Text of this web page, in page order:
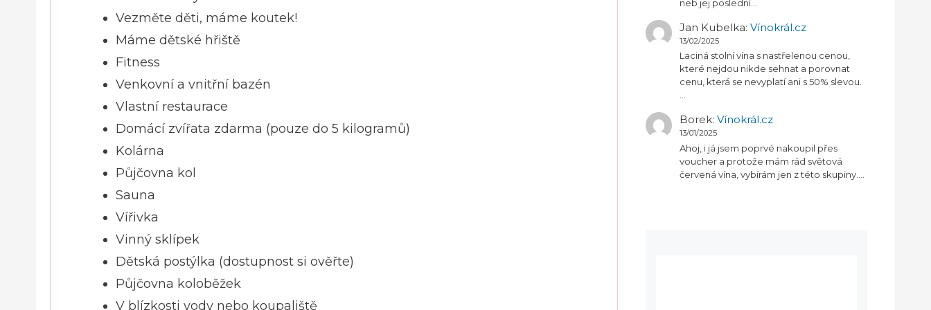
Vezměte děti, máme koutek!
Máme dětské hřiště
Fitness
Venkovní a vnitřní bazén
Vlastní restaurace
Domácí zvířata zdarma (pouze do 5 kilogramů)
Kolárna
Půjčovna kol
Sauna
Vířivka
Vinný sklípek
Dětská postýlka (dostupnost si ověřte)
Půjčovna koloběžek
V blízkosti vody nebo koupaliště
neb jej poslední…
Jan Kubelka: Vínokrál.cz
13/02/2025
Laciná stolní vína s nastřelenou cenou,
které nejdou nikde sehnat a porovnat
cenu, která se nevyplatí ani s 50% slevou.
…
Borek: Vínokrál.cz
13/01/2025
Ahoj, i já jsem poprvé nakoupil přes
voucher a protože mám rád světová
červená vína, vybírám jen z této skupiny.…